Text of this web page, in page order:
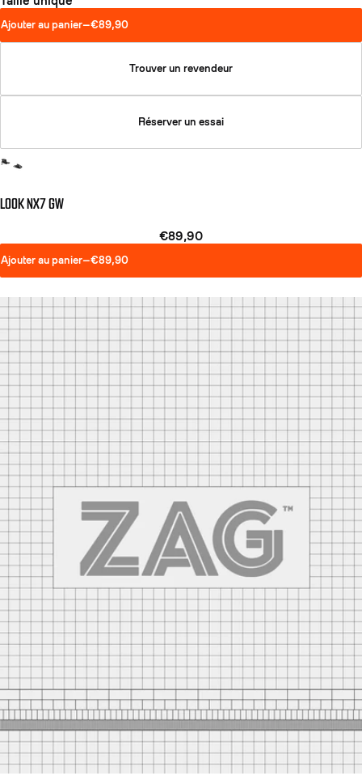
Ajouter au panier—€89,90
Trouver un revendeur
Réserver un essai
LOOK NX7 GW
€89,90
Ajouter au panier—€89,90